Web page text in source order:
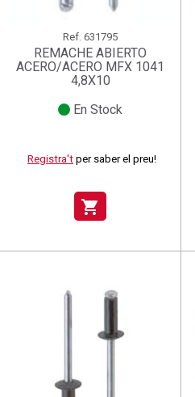
Ref. 631795
REMACHE ABIERTO
ACERO/ACERO MFX 1041
4,8X10
En Stock
Registra't per saber el preu!
shopping_cart